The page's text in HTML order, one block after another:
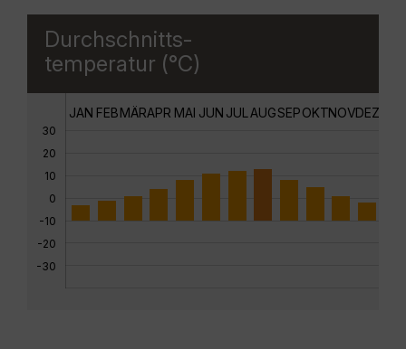
Durchschnitts-
temperatur (°C)
30
20
10
0
-10
-20
-30
JAN FEBMÄRAPR MAI JUN JUL AUGSEPOKTNOVDEZ